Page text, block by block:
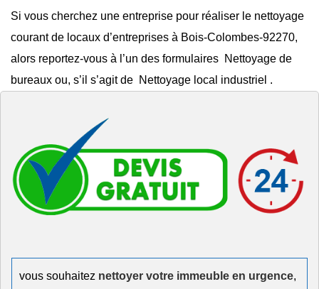
Si vous cherchez une entreprise pour réaliser le nettoyage
courant de locaux d’entreprises à Bois-Colombes-92270,
alors reportez-vous à l’un des formulaires Nettoyage de
bureaux ou, s’il s’agit de Nettoyage local industriel .
vous souhaitez nettoyer votre immeuble en urgence,